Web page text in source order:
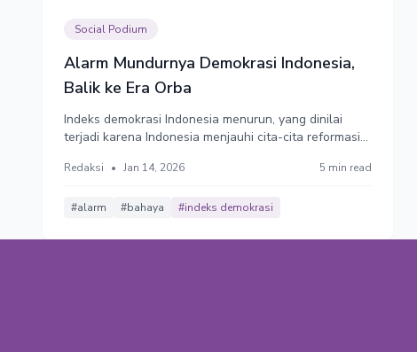
Social Podium
Alarm Mundurnya Demokrasi Indonesia,
Balik ke Era Orba
Indeks demokrasi Indonesia menurun, yang dinilai
terjadi karena Indonesia menjauhi cita-cita reformasi
perlindungan hak asasi manusia (HAM), memburuknya
sipil dan kemerdekaan pers.
Redaksi • Jan 14, 2026 5 min read
#alarm #bahaya #indeks demokrasi